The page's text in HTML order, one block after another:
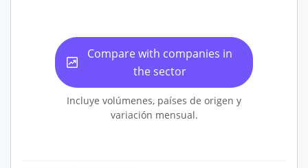
Compare with companies in
the sector
Incluye volúmenes, países de origen y
variación mensual.